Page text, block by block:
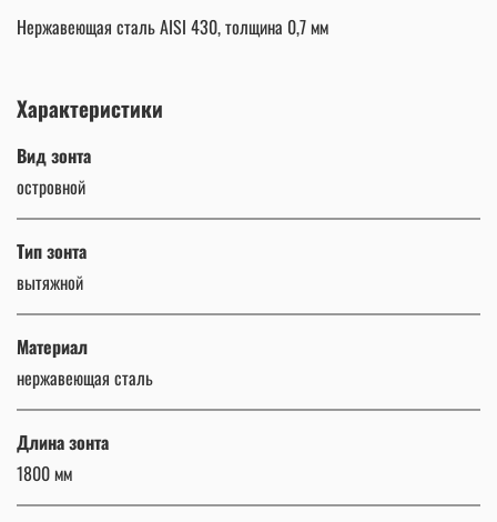
Нержавеющая сталь AISI 430, толщина 0,7 мм
Характеристики
Вид зонта
островной
Тип зонта
вытяжной
Материал
нержавеющая сталь
Длина зонта
1800 мм